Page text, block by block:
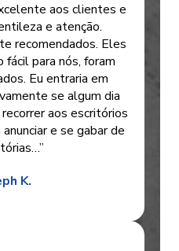
aos clientes e
e atenção.
recomendados. Eles
para nós, foram
Eu entraria em
se algum dia
aos escritórios
e se gabar de
K.